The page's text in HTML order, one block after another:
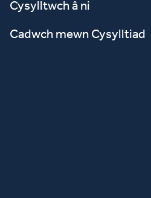
Cysylltwch â ni
Cadwch mewn Cysylltiad